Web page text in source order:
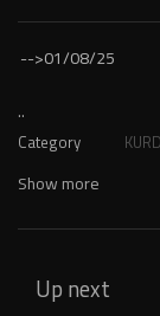
-->01/08/25
..
Category
Show more
Up next